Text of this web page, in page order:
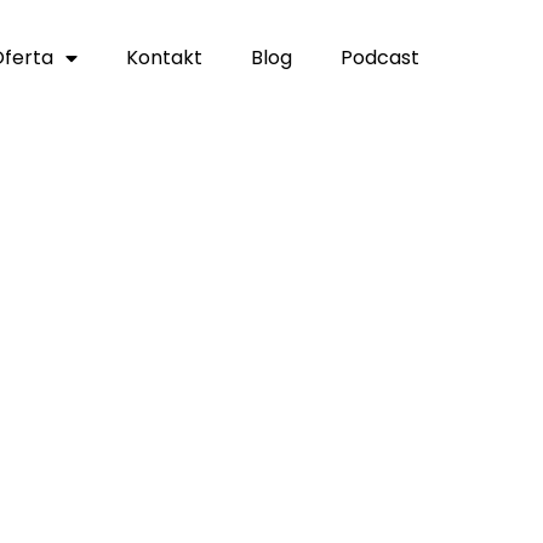
Kontakt Blog Podcast